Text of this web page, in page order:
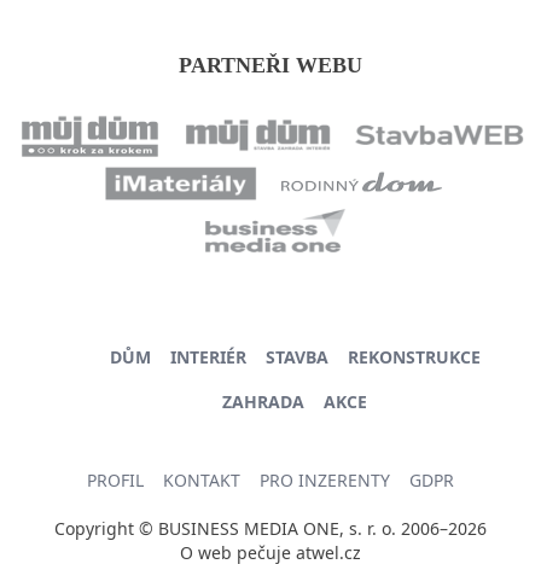
PARTNEŘI WEBU
DŮM INTERIÉR STAVBA
REKONSTRUKCE
ZAHRADA
AKCE
PROFIL KONTAKT PRO INZERENTY GDPR
Copyright © BUSINESS MEDIA ONE, s. r. o. 2006–2026